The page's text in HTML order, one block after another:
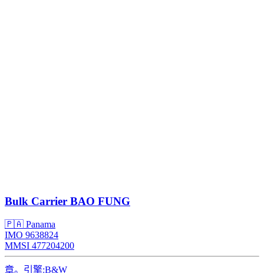
Bulk Carrier BAO FUNG
🇵🇦 Panama
IMO 9638824
MMSI 477204200
章。引擎:B&W